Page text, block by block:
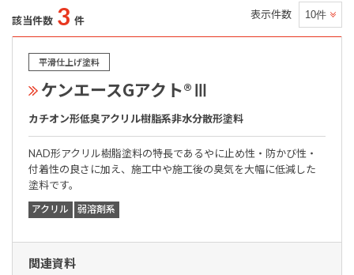
該当件数 3 件 表示件数
平滑仕上げ塗料
ケンエースGアクト®Ⅲ
カチオン形低臭アクリル樹脂系非水分散形塗料
NAD形アクリル樹脂塗料の特長であるやに止め性・防かび性・
付着性の良さに加え、施工中や施工後の臭気を大幅に低減した
塗料です。
アクリル 弱溶剤系
関連資料